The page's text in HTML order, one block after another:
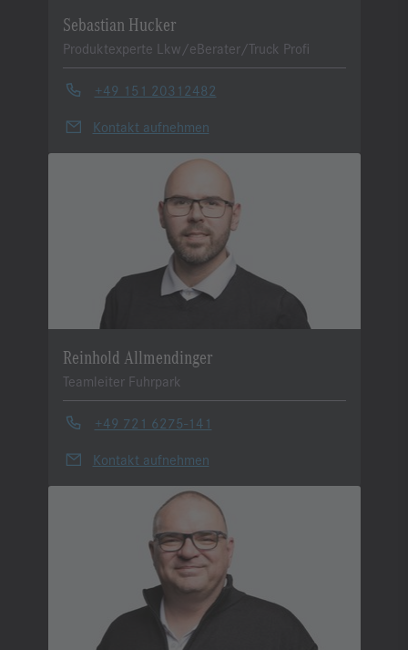
Sebastian Hucker
Produktexperte Lkw/eBerater/Truck Profi
+49 151 20312482
Kontakt aufnehmen
Reinhold Allmendinger
Teamleiter Fuhrpark
+49 721 6275-141
Kontakt aufnehmen